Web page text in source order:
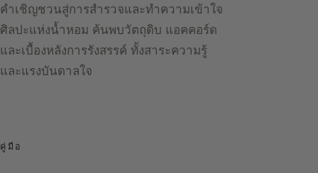
คำเชิญชวนสู่การสำรวจและทำความเข้าใจ
ศิลปะแห่งน้ำหอม ค้นพบวัตถุดิบ แอคคอร์ด
และเบื้องหลังการรังสรรค์ ทั้งสาระความรู้
และแรงบันดาลใจ
คู่มือ